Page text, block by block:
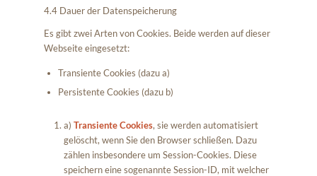
4.4 Dauer der Datenspeicherung
Es gibt zwei Arten von Cookies. Beide werden auf dieser
Webseite eingesetzt:
Transiente Cookies (dazu a)
Persistente Cookies (dazu b)
a)Transiente Cookies, sie werden automatisiert
gelöscht, wenn Sie den Browser schließen. Dazu
zählen insbesondere um Session-Cookies. Diese
speichern eine sogenannte Session-ID, mit welcher